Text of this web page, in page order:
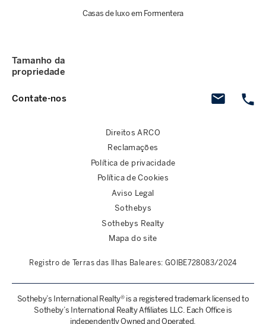
Casas de luxo em Formentera
Contate-nos
Tamanho da
propriedade
Direitos ARCO
Reclamações
Política de privacidade
Política de Cookies
Aviso Legal
Sothebys
Sothebys Realty
Mapa do site
Registro de Terras das Ilhas Baleares: GOIBE728083/2024
Sotheby’s International Realty® is a registered trademark licensed to
Sotheby’s International Realty Affiliates LLC. Each Office is
independently Owned and Operated.